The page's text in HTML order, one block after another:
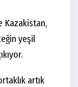
Kazakistan,
yeşil
artık